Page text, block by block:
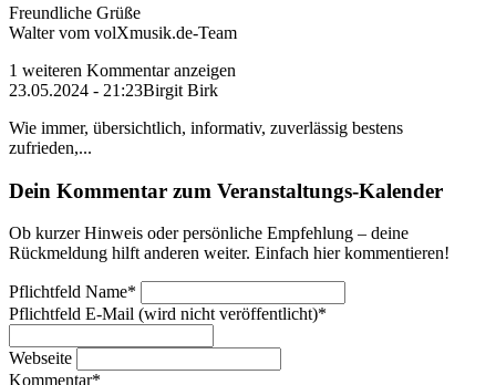
Freundliche Grüße
Walter vom volXmusik.de-Team
1 weiteren Kommentar anzeigen
23.05.2024 - 21:23Birgit Birk
Wie immer, übersichtlich, informativ, zuverlässig bestens
zufrieden,...
Dein Kommentar zum Veranstaltungs-Kalender
Ob kurzer Hinweis oder persönliche Empfehlung – deine
Rückmeldung hilft anderen weiter. Einfach hier kommentieren!
Pflichtfeld Name*
Pflichtfeld E-Mail (wird nicht veröffentlicht)*
Webseite
Kommentar*